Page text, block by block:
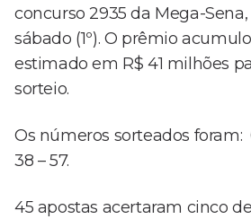
concurso 2935 da Mega-
sábado (1º). O prêmio
estimado em R$ 41 milhões
sorteio.
Os números sorteados foram:
38 – 57.
45 apostas acertaram cinco